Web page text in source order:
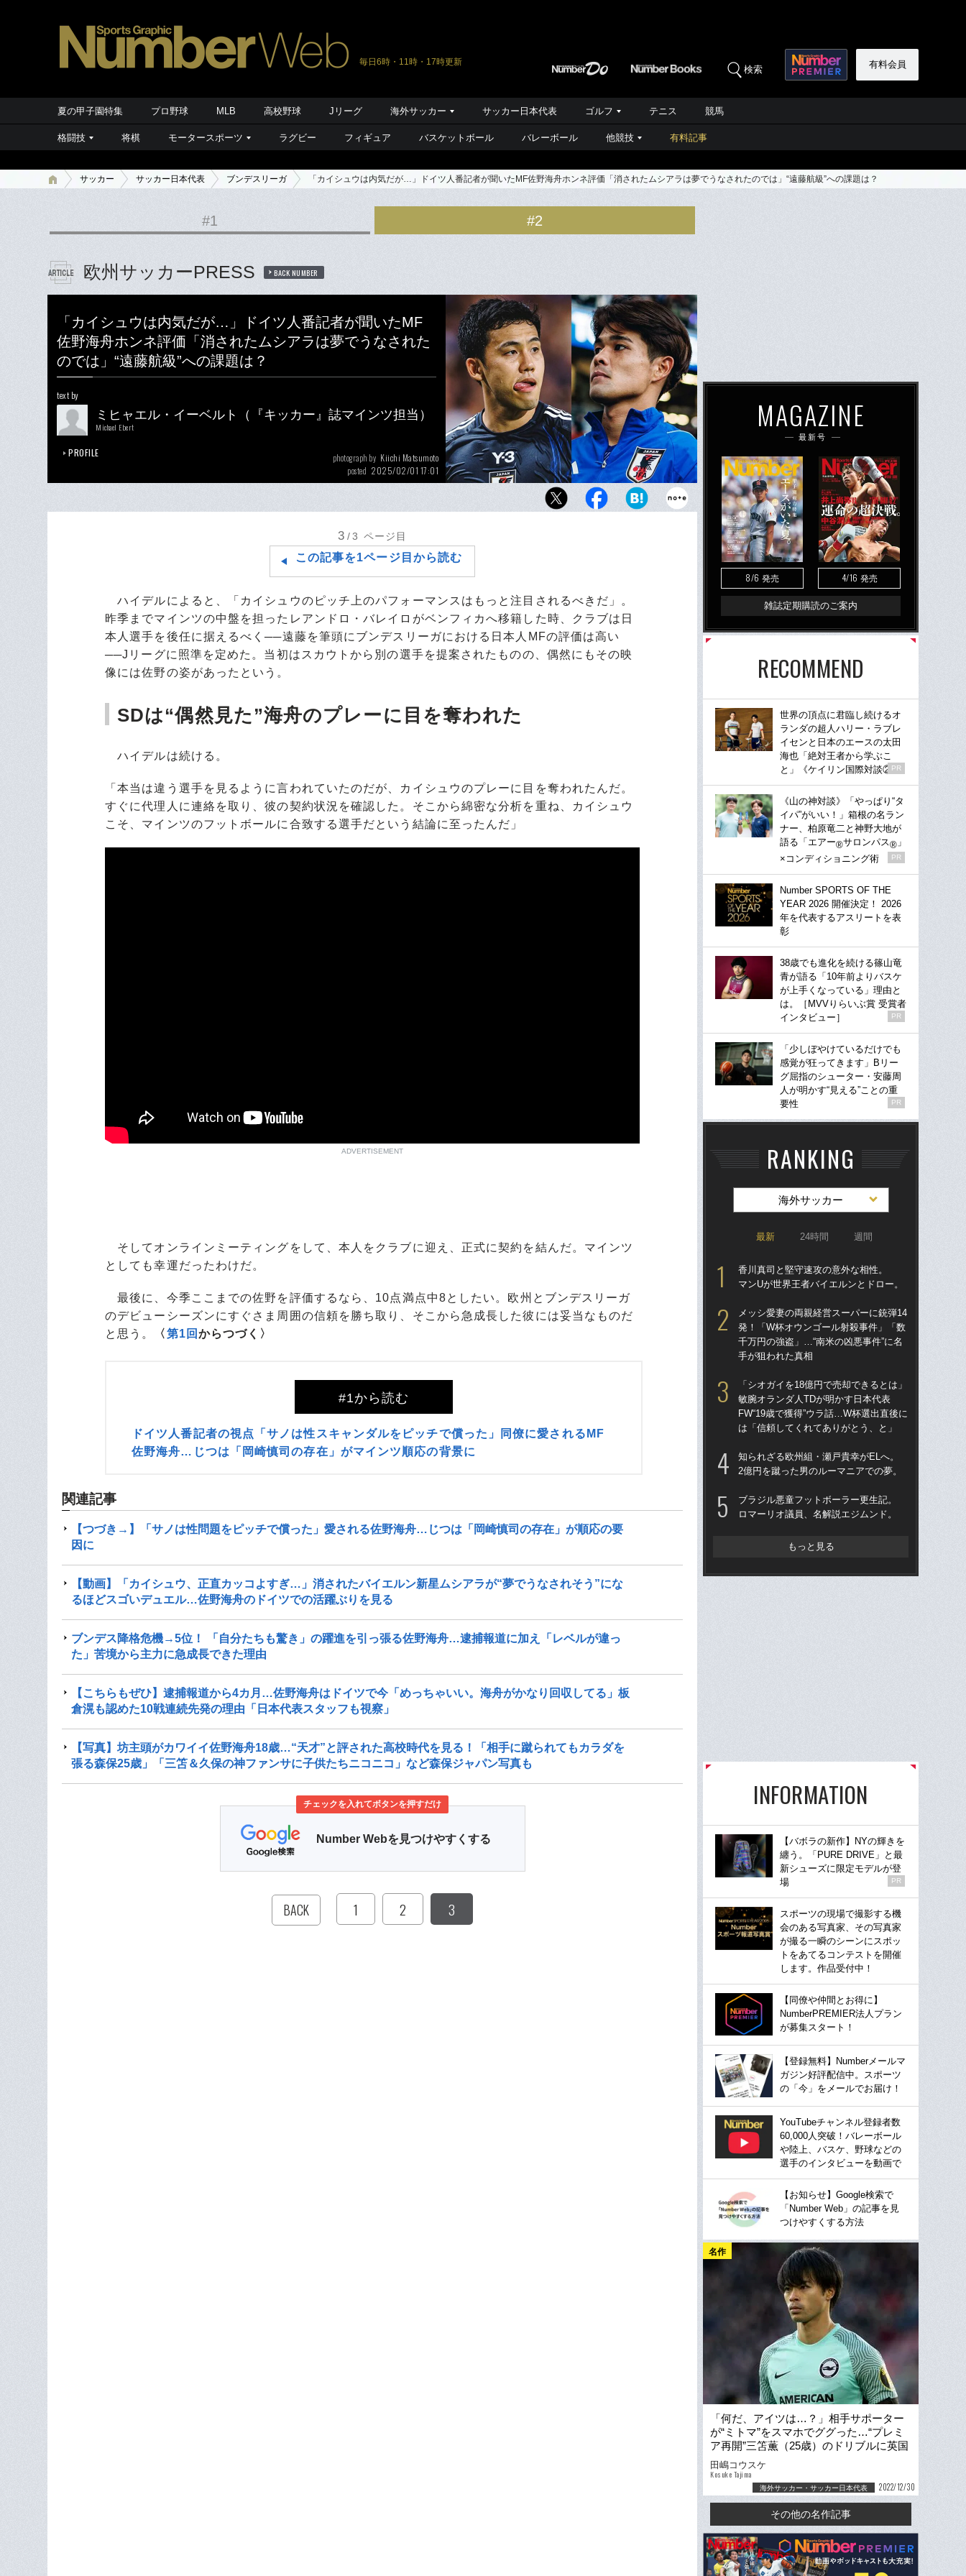
毎日6時・11時・17時更新
検索 有料会員
夏の甲子園特集 プロ野球 MLB 高校野球 Jリーグ 海外サッカー サッカー日本代表 ゴルフ テニス 競馬
格闘技 将棋 モータースポーツ ラグビー フィギュア バスケットボール バレーボール 他競技 有料記事
サッカー サッカー日本代表 ブンデスリーガ 「カイシュウは内気だが…」ドイツ人番記者が聞いたMF佐野海舟ホンネ評価「消されたムシアラは夢でうなされたのでは」“遠藤航級”への課題は？
#1 #2
欧州サッカーPRESS BACK NUMBER
「カイシュウは内気だが…」ドイツ人番記者が聞いたMF
佐野海舟ホンネ評価「消されたムシアラは夢でうなされた
のでは」“遠藤航級”への課題は？
text by
ミヒャエル・イーベルト（『キッカー』誌マインツ担当）
Michael Ebert
PROFILE photograph by Kiichi Matsumoto
posted 2025/02/01 17:01
マインツでレギュラーを即獲得した佐野海舟。ドイツで力
3 /3 ページ目
この記事を1ページ目から読む
ハイデルによると、「カイシュウのピッチ上のパフォーマンスはもっと注目されるべきだ」。
昨季までマインツの中盤を担ったレアンドロ・バレイロがベンフィカへ移籍した時、クラブは日
本人選手を後任に据えるべく──遠藤を筆頭にブンデスリーガにおける日本人MFの評価は高い
──Jリーグに照準を定めた。当初はスカウトから別の選手を提案されたものの、偶然にもその映
像には佐野の姿があったという。
SDは“偶然見た”海舟のプレーに目を奪われた
ハイデルは続ける。
「本当は違う選手を見るように言われていたのだが、カイシュウのプレーに目を奪われたんだ。
すぐに代理人に連絡を取り、彼の契約状況を確認した。そこから綿密な分析を重ね、カイシュウ
こそ、マインツのフットボールに合致する選手だという結論に至ったんだ」
ADVERTISEMENT
そしてオンラインミーティングをして、本人をクラブに迎え、正式に契約を結んだ。マインツ
としても幸運だったわけだ。
最後に、今季ここまでの佐野を評価するなら、10点満点中8としたい。欧州とブンデスリーガ
のデビューシーズンにすぐさま周囲の信頼を勝ち取り、そこから急成長した彼には妥当なものだ
と思う。
〈 第1回 からつづく〉
#1から読む
ドイツ人番記者の視点「サノは性スキャンダルをピッチで償った」同僚に愛されるMF
佐野海舟…じつは「岡崎慎司の存在」がマインツ順応の背景に
関連記事
【つづき→】「サノは性問題をピッチで償った」愛される佐野海舟…じつは「岡崎慎司の存在」が順応の要
因に
【動画】「カイシュウ、正直カッコよすぎ…」消されたバイエルン新星ムシアラが“夢でうなされそう”にな
るほどスゴいデュエル…佐野海舟のドイツでの活躍ぶりを見る
ブンデス降格危機→5位！ 「自分たちも驚き」の躍進を引っ張る佐野海舟…逮捕報道に加え「レベルが違っ
た」苦境から主力に急成長できた理由
【こちらもぜひ】逮捕報道から4カ月…佐野海舟はドイツで今「めっちゃいい。海舟がかなり回収してる」板
倉滉も認めた10戦連続先発の理由「日本代表スタッフも視察」
【写真】坊主頭がカワイイ佐野海舟18歳…“天才”と評された高校時代を見る！「相手に蹴られてもカラダを
張る森保25歳」「三笘＆久保の神ファンサに子供たちニコニコ」など森保ジャパン写真も
チェックを入れてボタンを押すだけ
Number Webを見つけやすくする
BACK 1 2 3
MAGAZINE
最新号
8/6 発売 4/16 発売
雑誌定期購読のご案内
RECOMMEND
世界の頂点に君臨し続けるオ
ランダの超人ハリー・ラブレ
イセンと日本のエースの太田
海也「絶対王者から学ぶこ
と」《ケイリン国際対談②》
PR
《山の神対談》「やっぱり“タ
イパ”がいい！」箱根の名ラン
ナー、柏原竜二と神野大地が
語る「エアー®サロンパス® 」
×コンディショニング術
PR
Number SPORTS OF THE
YEAR 2026 開催決定！ 2026
年を代表するアスリートを表
彰
38歳でも進化を続ける篠山竜
青が語る「10年前よりバスケ
が上手くなっている」理由と
は。［MVVりらいぶ賞 受賞者
インタビュー］
PR
「少しぼやけているだけでも
感覚が狂ってきます」Bリー
グ屈指のシューター・安藤周
人が明かす“見える”ことの重
要性
PR
RANKING
海外サッカー
最新 24時間 週間
香川真司と堅守速攻の意外な相性。
マンUが世界王者バイエルンとドロー。
メッシ愛妻の両親経営スーパーに銃弾14
発！「W杯オウンゴール射殺事件」「数
千万円の強盗」…“南米の凶悪事件”に名
手が狙われた真相
「シオガイを18億円で売却できるとは」
敏腕オランダ人TDが明かす日本代表
FW“19歳で獲得”ウラ話…W杯選出直後に
は「信頼してくれてありがとう、と」
知られざる欧州組・瀬戸貴幸がELへ。
2億円を蹴った男のルーマニアでの夢。
ブラジル悪童フットボーラー更生記。
ロマーリオ議員、名解説エジムンド。
もっと見る
INFORMATION
【バボラの新作】NYの輝きを
纏う。「PURE DRIVE」と最
新シューズに限定モデルが登
場
PR
スポーツの現場で撮影する機
会のある写真家、その写真家
が撮る一瞬のシーンにスポッ
トをあてるコンテストを開催
します。作品受付中！
【同僚や仲間とお得に】
NumberPREMIER法人プラン
が募集スタート！
【登録無料】Numberメールマ
ガジン好評配信中。スポーツ
の「今」をメールでお届け！
YouTubeチャンネル登録者数
60,000人突破！バレーボール
や陸上、バスケ、野球などの
選手のインタビューを動画で
【お知らせ】Google検索で
「Number Web」の記事を見
つけやすくする方法
名作
「何だ、アイツは…？」相手サポーター
が“ミトマ”をスマホでググった…“プレミ
ア再開”三笘薫（25歳）のドリブルに英国
ファンもビックリ
田嶋コウスケ
Kosuke Tajima
海外サッカー・サッカー日本代表 2022/12/30
その他の名作記事